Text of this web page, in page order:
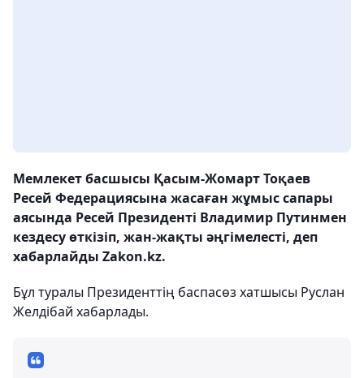
Мемлекет басшысы Қасым-Жомарт Тоқаев
Ресей Федерациясына жасаған жұмыс сапары
аясында Ресей Президенті Владимир Путинмен
кездесу өткізіп, жан-жақты әңгімелесті, деп
хабарлайды Zakon.kz.
Бұл туралы Президенттің баспасөз хатшысы Руслан
Желдібай хабарлады.